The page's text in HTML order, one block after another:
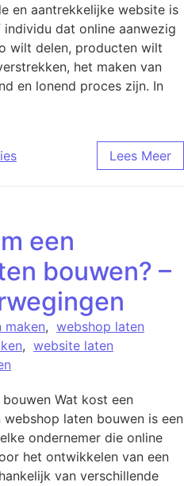
en aantrekkelijke website is
dat online aanwezig
wilt delen, producten wilt
het maken van
en lonend proces zijn. In
Lees Meer
een
bouwen? –
maken, webshop laten
, website laten
Wat kost een
laten bouwen is een
ondernemer die online
het ontwikkelen van een
van verschillende